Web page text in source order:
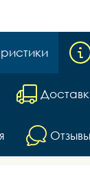
Отзывы